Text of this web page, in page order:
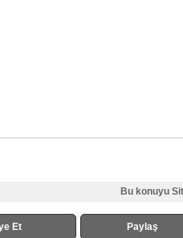
Bu konuyu
Et Paylaş